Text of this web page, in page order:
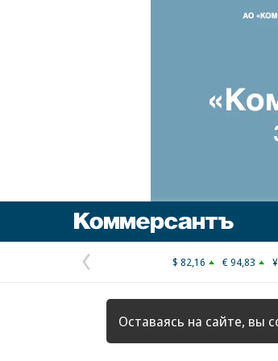
Предыдущая
страница
$ 82,16 € 94,83
Оставаясь на сайте, вы